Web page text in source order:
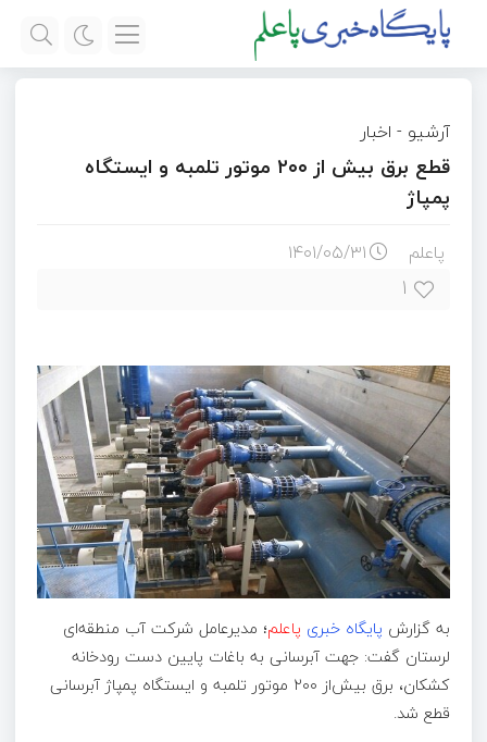
آرشیو - اخبار
قطع برق بیش از ۲۰۰ موتور تلمبه و ایستگاه
پمپاژ
پاعلم ۱۴۰۱/۰۵/۳۱
۱
به گزارش پایگاه خبری پاعلم؛ مدیرعامل شرکت آب منطقه‌ای
لرستان گفت: جهت آبرسانی به باغات پایین دست رودخانه
کشکان، برق بیش‌از ۲۰۰ موتور تلمبه و ایستگاه پمپاژ آبرسانی
قطع شد.